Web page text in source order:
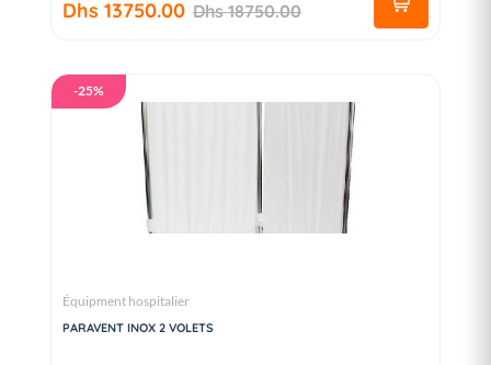
Dhs 13750.00 Dhs 18750.00
-25%
Équipment hospitalier
PARAVENT INOX 2 VOLETS